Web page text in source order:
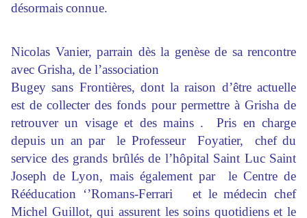
désormaisconnue.
Nicolas Vanier, parrain dès la genèse de sa rencontre
avec Grisha, de l’association
Bugey sans Frontières, dont la raison d’être actuelle
est de collecter des fonds pour permettre à Grisha de
retrouver un visage et des mains . Pris en charge
depuis un an par le Professeur Foyatier, chef du
service des grands brûlés de l’hôpital Saint Luc Saint
Joseph de Lyon, mais également par le Centre de
Rééducation ‘’Romans-Ferrari et le médecin chef
Michel Guillot, qui assurent les soins quotidiens et le